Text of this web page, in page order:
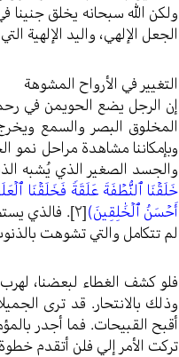
ولكن الله سبحانه يخلق
الجعل الإلهي، واليد الإلهية
التغيير في الأرواح المشوهة
إن الرجل يضع الحويمن في رحم
المخلوق البصر والسمع
وبإمكاننا مشاهدة مراحل نمو
والجسد الصغير الذي يُشبه
خَلَقۡنَا ٱلنُّطۡفَةَ عَلَقَةࣰ فَخَلَقۡنَا
أَحۡسَنُ ٱلۡخَٰلِقِينَ)[٢]
. فالذي
لم تتكامل والتي تشوهت
فلو كشف الغطاء لبعضنا،
وذلك بالانتحار. قد ترى
أقبح القبيحات. فما أجدر
تركت الأمر إلي فلن أتقدم